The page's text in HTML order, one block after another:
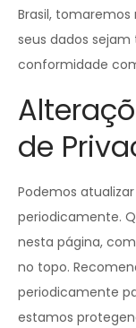
Brasil,
seus dados
conformidade
de
Podemos
periodicamente.
nesta página,
no topo.
periodicamente
estamos